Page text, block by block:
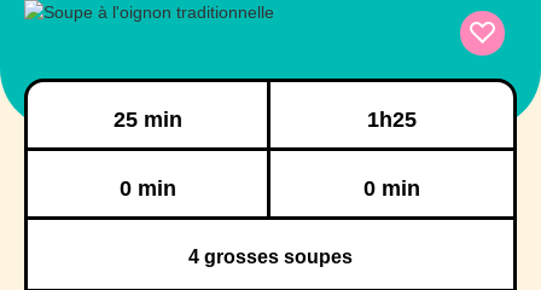
25 min 1h25
0 min 0 min
4 grosses soupes